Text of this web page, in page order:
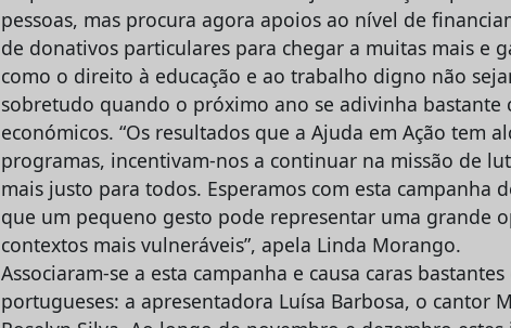
pessoas, mas procura agora apoios ao nível de
de donativos particulares para chegar a muitas mais e
como o direito à educação e ao trabalho digno não
sobretudo quando o próximo ano se adivinha bastante
económicos. “Os resultados que a Ajuda em Ação tem
programas, incentivam-nos a continuar na missão de
mais justo para todos. Esperamos com esta campanha
que um pequeno gesto pode representar uma grande
contextos mais vulneráveis”, apela Linda Morango.
Associaram-se a esta campanha e causa caras
portugueses: a apresentadora Luísa Barbosa, o cantor